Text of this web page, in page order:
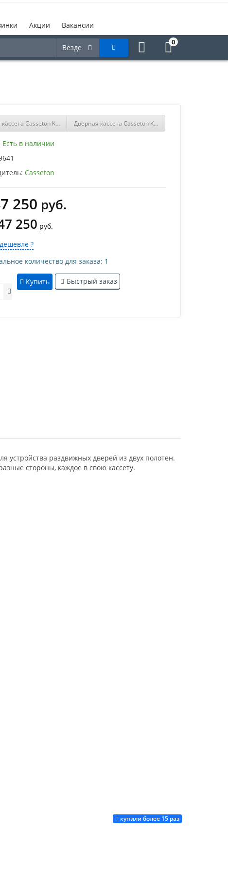
Акции Вакансии
Везде
0
Casseton Komfort NormaДверная кассета Casseton Komfort Profikit
Есть в наличии
Casseton
250 руб.
250 руб.
?
количество для заказа: 1
Купить Быстрый заказ
устройства раздвижных дверей из двух полотен.
стороны, каждое в свою кассету.
купили более 15 раз